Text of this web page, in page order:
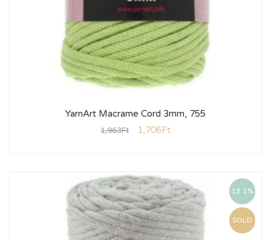
YarnArt Macrame Cord 3mm, 755
1,963Ft 1,706Ft
13.1%
SOLD